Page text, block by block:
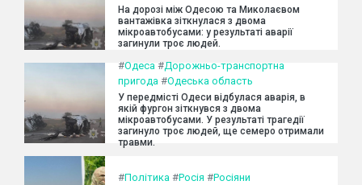
На дорозі між Одесою та Миколаєвом
вантажівка зіткнулася з двома
мікроавтобусами: у результаті аварії
загинули троє людей.
#Одеса #Дорожньо-транспортна
пригода #Одеська область
У передмісті Одеси відбулася аварія, в
якій фургон зіткнувся з двома
мікроавтобусами. У результаті трагедії
загинуло троє людей, ще семеро отримали
травми.
#Політика #Росія #Росіяни